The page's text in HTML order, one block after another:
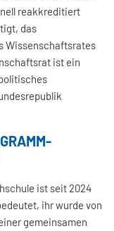
reakkreditiert
das
Wissenschaftsrates
ist ein
ist seit 2024
ihr wurde von
gemeinsamen